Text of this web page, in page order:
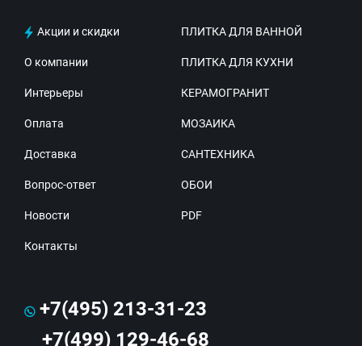
Акции и скидки
О компании
Интерьеры
Оплата
Доставка
Вопрос-ответ
Новости
Контакты
ПЛИТКА ДЛЯ ВАННОЙ
ПЛИТКА ДЛЯ КУХНИ
КЕРАМОГРАНИТ
МОЗАИКА
САНТЕХНИКА
ОБОИ
PDF
+7(495) 213-31-23
+7(499) 129-46-68